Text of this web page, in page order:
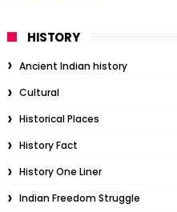
HISTORY
Ancient Indian history
Cultural
Historical Places
History Fact
History One Liner
Indian Freedom Struggle